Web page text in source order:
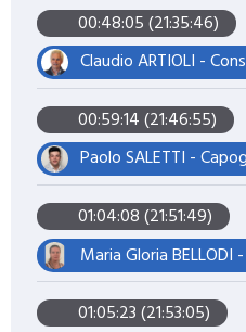
00:48:05 (21:35:46)
Claudio ARTIOLI -
00:59:14 (21:46:55)
Paolo SALETTI -
01:04:08 (21:51:49)
Maria Gloria BELLODI
01:05:23 (21:53:05)